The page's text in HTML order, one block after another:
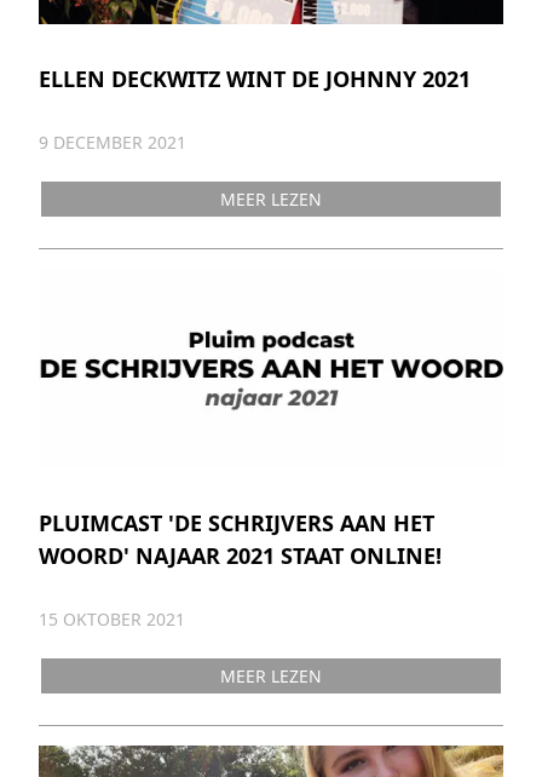
ELLEN DECKWITZ WINT DE JOHNNY 2021
9 DECEMBER 2021
MEER LEZEN
PLUIMCAST 'DE SCHRIJVERS AAN HET
WOORD' NAJAAR 2021 STAAT ONLINE!
15 OKTOBER 2021
MEER LEZEN